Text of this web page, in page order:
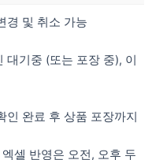
경 및 취소 가능
대기중 (또는 포장 중), 이
인 완료 후 상품 포장까지
셀 반영은 오전, 오후 두